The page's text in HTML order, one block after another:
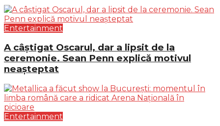
Entertainment
A câștigat Oscarul, dar a lipsit de la
ceremonie. Sean Penn explică motivul
neașteptat
Entertainment